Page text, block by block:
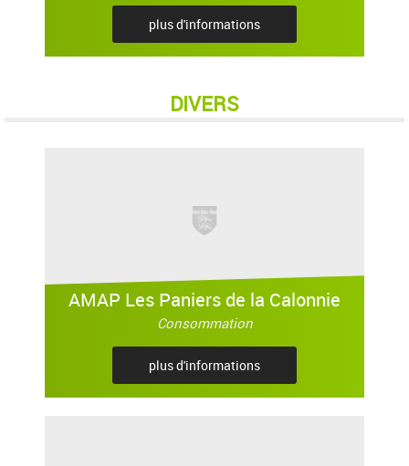
plus d'informations
DIVERS
AMAP Les Paniers de la Calonnie
Consommation
plus d'informations